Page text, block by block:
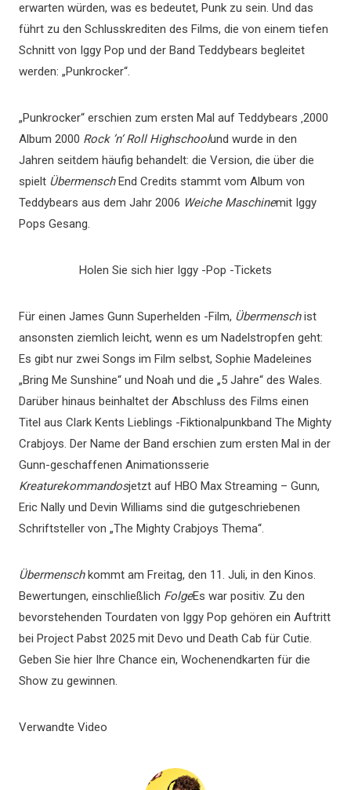
erwarten würden, was es bedeutet, Punk zu sein. Und das
führt zu den Schlusskrediten des Films, die von einem tiefen
Schnitt von Iggy Pop und der Band Teddybears begleitet
werden: „Punkrocker“.
„Punkrocker“ erschien zum ersten Mal auf Teddybears ‚2000
Album 2000 Rock ’n‘ Roll Highschoolund wurde in den
Jahren seitdem häufig behandelt: die Version, die über die
spielt ÜbermenschEnd Credits stammt vom Album von
Teddybears aus dem Jahr 2006 Weiche Maschinemit Iggy
Pops Gesang.
Holen Sie sich hier Iggy -Pop -Tickets
Für einen James Gunn Superhelden -Film, Übermenschist
ansonsten ziemlich leicht, wenn es um Nadelstropfen geht:
Es gibt nur zwei Songs im Film selbst, Sophie Madeleines
„Bring Me Sunshine“ und Noah und die „5 Jahre“ des Wales.
Darüber hinaus beinhaltet der Abschluss des Films einen
Titel aus Clark Kents Lieblings -Fiktionalpunkband The Mighty
Crabjoys. Der Name der Band erschien zum ersten Mal in der
Gunn-geschaffenen Animationsserie
Kreaturekommandosjetzt auf HBO Max Streaming – Gunn,
Eric Nally und Devin Williams sind die gutgeschriebenen
Schriftsteller von „The Mighty Crabjoys Thema“.
Übermenschkommt am Freitag, den 11. Juli, in den Kinos.
Bewertungen, einschließlich FolgeEs war positiv. Zu den
bevorstehenden Tourdaten von Iggy Pop gehören ein Auftritt
bei Project Pabst 2025 mit Devo und Death Cab für Cutie.
Geben Sie hier Ihre Chance ein, Wochenendkarten für die
Show zu gewinnen.
Verwandte Video